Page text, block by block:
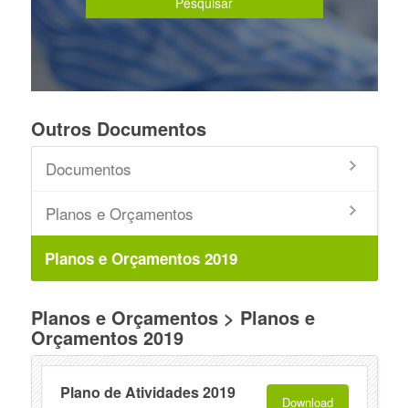
Outros Documentos
Documentos
Planos e Orçamentos
Planos e Orçamentos 2019
Planos e Orçamentos > Planos e
Orçamentos 2019
Plano de Atividades 2019 Download